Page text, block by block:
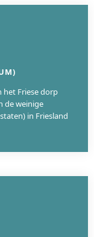
het Friese dorp
de weinige
in Friesland